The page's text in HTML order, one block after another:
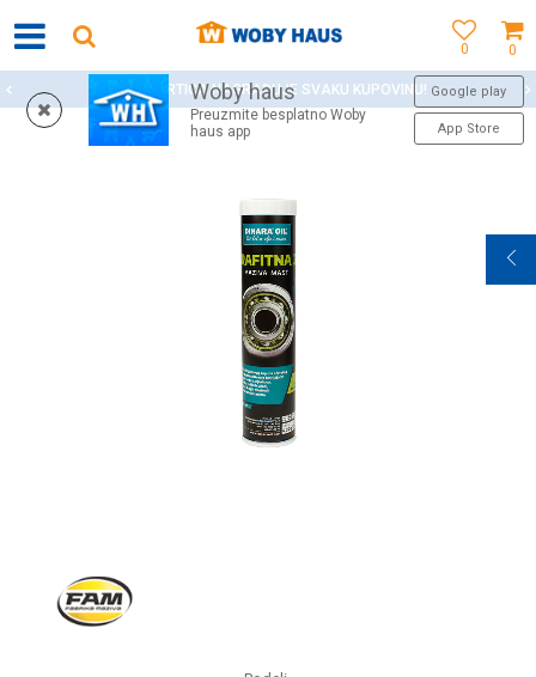
0
0
Woby haus
Preuzmite besplatno Woby
haus app
Google play
App Store
WOBY KARTICA NAGRAĐUJE SVAKU KUPOVINU!